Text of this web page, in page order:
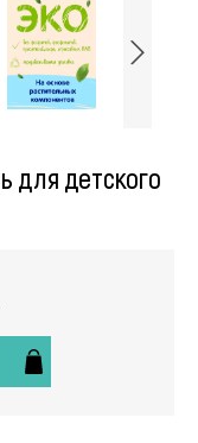
для детского